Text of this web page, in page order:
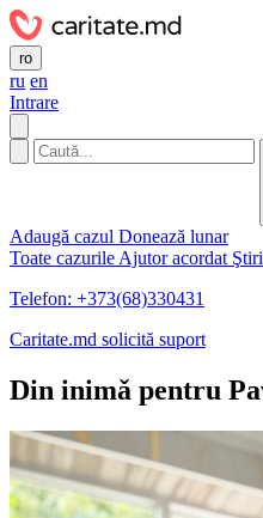
ro
ru en
Intrare
Adaugă cazul Donează lunar
Toate cazurile Ajutor acordat Ştiri
Telefon: +373(68)330431
Caritate.md solicită suport
Din inimǎ pentru